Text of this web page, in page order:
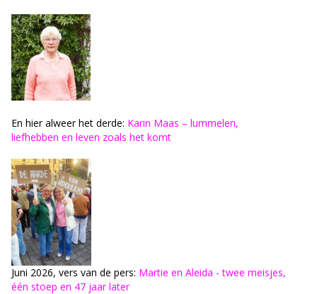
En hier alweer het derde: Karin Maas – lummelen,
liefhebben en leven zoals het komt
Juni 2026, vers van de pers: Martie en Aleida - twee meisjes,
één stoep en 47 jaar later